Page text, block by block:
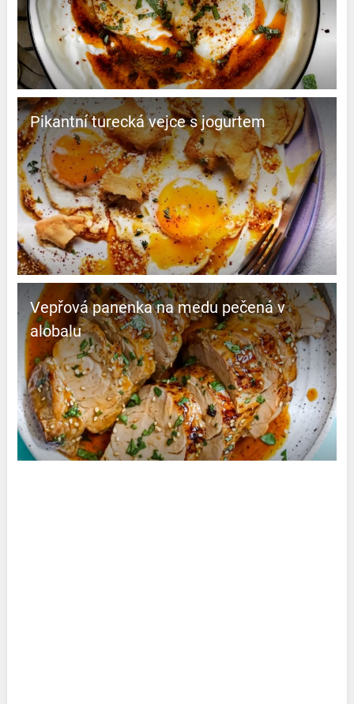
Pikantní turecká vejce s jogurtem
Vepřová panenka na medu pečená v
alobalu